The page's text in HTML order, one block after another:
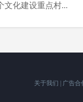
文化建设重点村...
关于我们 | 广告